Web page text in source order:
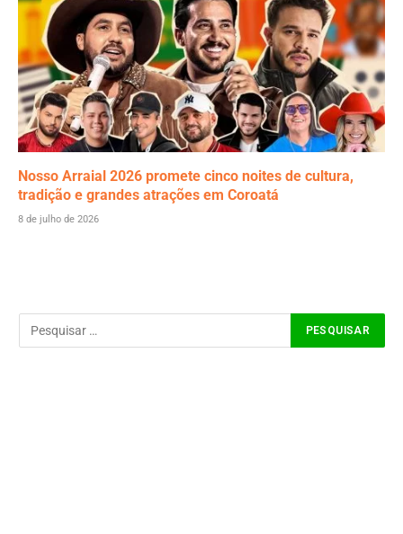
Nosso Arraial 2026 promete cinco noites de cultura,
tradição e grandes atrações em Coroatá
8 de julho de 2026